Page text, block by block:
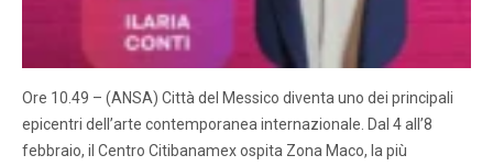
Ore 10.49 – (ANSA) Città del Messico diventa uno dei principali
epicentri dell’arte contemporanea internazionale. Dal 4 all’8
febbraio, il Centro Citibanamex ospita Zona Maco, la più